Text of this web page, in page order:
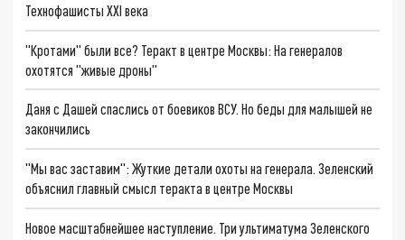
Технофашисты XXI века
"Кротами" были все? Теракт в центре Москвы: На генералов
охотятся "живые дроны"
Даня с Дашей спаслись от боевиков ВСУ. Но беды для малышей не
закончились
"Мы вас заставим": Жуткие детали охоты на генерала. Зеленский
объяснил главный смысл теракта в центре Москвы
Новое масштабнейшее наступление. Три ультиматума Зеленского